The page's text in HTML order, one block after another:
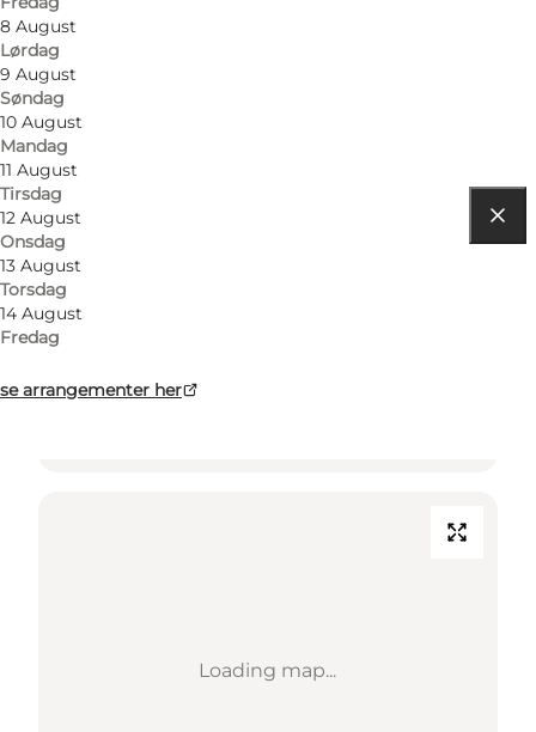
8 August
Lørdag
9 August
Søndag
10 August
Mandag
11 August
Tirsdag
12 August
Onsdag
13 August
Torsdag
14 August
Fredag
se arrangementer her
Loading map...